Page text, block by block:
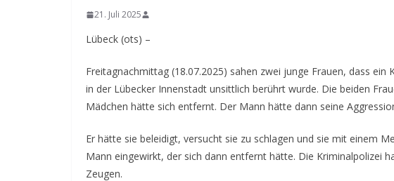
21. Juli 2025
Lübeck (ots) –
Freitagnachmittag (18.07.2025) sahen zwei junge Frauen, dass
in der Lübecker Innenstadt unsittlich berührt wurde. Die beiden
Mädchen hätte sich entfernt. Der Mann hätte dann seine
Er hätte sie beleidigt, versucht sie zu schlagen und sie mit einem
Mann eingewirkt, der sich dann entfernt hätte. Die Kriminalpolizei
Zeugen.